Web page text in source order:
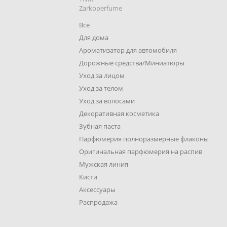
Zarkoperfume
Все
Для дома
Ароматизатор для автомобиля
Дорожные средства/Миниатюры
Уход за лицом
Уход за телом
Уход за волосами
Декоративная косметика
Зубная паста
Парфюмерия полноразмерные флаконы
Оригинальная парфюмерия на распив
Мужская линия
Кисти
Аксессуары
Распродажа